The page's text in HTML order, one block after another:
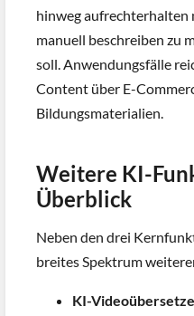
hinweg aufrechterhalten
manuell beschreiben zu
soll. Anwendungsfälle
Content über E-
Bildungsmaterialien.
Weitere KI-
Überblick
Neben den drei
breites Spektrum
KI-